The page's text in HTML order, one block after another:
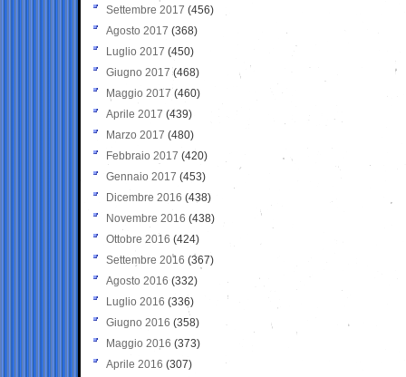
Settembre 2017 (456)
Agosto 2017 (368)
Luglio 2017 (450)
Giugno 2017 (468)
Maggio 2017 (460)
Aprile 2017 (439)
Marzo 2017 (480)
Febbraio 2017 (420)
Gennaio 2017 (453)
Dicembre 2016 (438)
Novembre 2016 (438)
Ottobre 2016 (424)
Settembre 2016 (367)
Agosto 2016 (332)
Luglio 2016 (336)
Giugno 2016 (358)
Maggio 2016 (373)
Aprile 2016 (307)